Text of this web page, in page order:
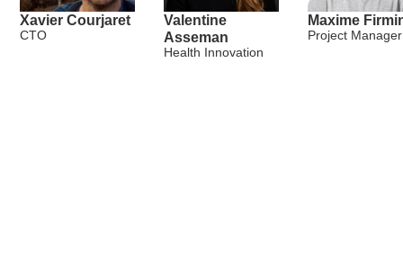
Xavier Courjaret
CTO
Valentine
Asseman
Health Innovation
Maxime
Project Manager